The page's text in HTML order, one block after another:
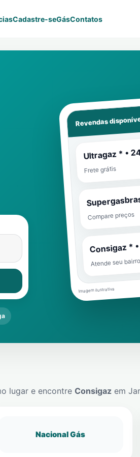
Cadastre-seGásContatos
Revendas
Ultragaz * •
Frete grátis
Compare preços
Consigaz *
Atende seu
Imagem ilustrativa
lugar e encontre Consigaz em
Nacional Gás